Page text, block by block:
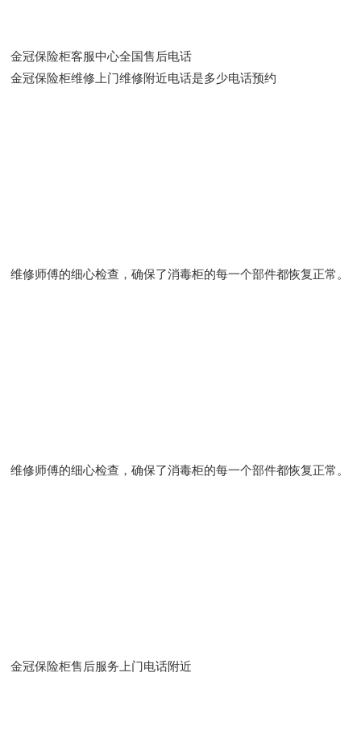
金冠保险柜客服中心全国售后电话
金冠保险柜维修上门维修附近电话是多少电话预约
维修师傅的细心检查，确保了消毒柜的每一个部件都恢复正常。
维修师傅的细心检查，确保了消毒柜的每一个部件都恢复正常。
金冠保险柜售后服务上门电话附近